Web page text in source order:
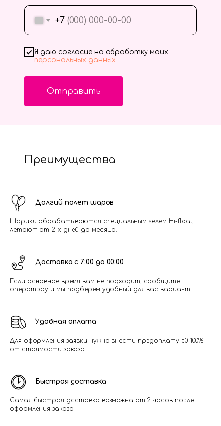
+7
Я даю согласие на обработку моих
персональных данных
Отправить
Преимущества
Долгий полет шаров
Шарики обрабатываются специальным гелем Hi-float,
летают от 2-х дней до месяца.
Доставка с 7:00 до 00:00
Если основное время вам не подходит, сообщите
оператору и мы подберем удобный для вас вариант!
Удобная оплата
Для оформления заявки нужно внести предоплату 50-100%
от стоимости заказа
Быстрая доставка
Самая быстрая доставка возможна от 2 часов после
оформления заказа.